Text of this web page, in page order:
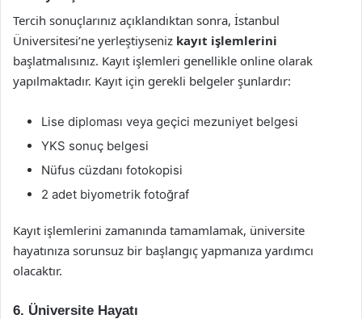
Tercih sonuçlarınız açıklandıktan sonra, İstanbul
Üniversitesi’ne yerleştiyseniz kayıt işlemlerini
başlatmalısınız. Kayıt işlemleri genellikle online olarak
yapılmaktadır. Kayıt için gerekli belgeler şunlardır:
Lise diploması veya geçici mezuniyet belgesi
YKS sonuç belgesi
Nüfus cüzdanı fotokopisi
2 adet biyometrik fotoğraf
Kayıt işlemlerini zamanında tamamlamak, üniversite
hayatınıza sorunsuz bir başlangıç yapmanıza yardımcı
olacaktır.
6. Üniversite Hayatı